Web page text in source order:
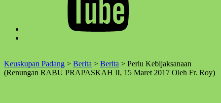
↑
Keuskupan Padang > Berita > Berita > Perlu Kebijaksanaan
(Renungan RABU PRAPASKAH II, 15 Maret 2017 Oleh Fr. Roy)